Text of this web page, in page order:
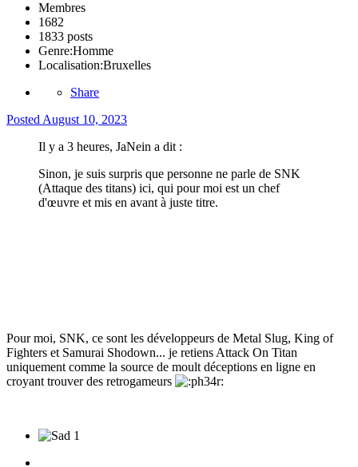
Membres
1682
1833 posts
Genre:Homme
Localisation:Bruxelles
Share
PostedAugust 10, 2023
Il y a 3 heures, JaNein a dit :
Sinon, je suis surpris que personne ne parle de SNK
(Attaque des titans) ici, qui pour moi est un chef
d'œuvre et mis en avant à juste titre.
Pour moi, SNK, ce sont les développeurs de Metal Slug, King of
Fighters et Samurai Shodown... je retiens Attack On Titan
uniquement comme la source de moult déceptions en ligne en
croyant trouver des retrogameurs
1